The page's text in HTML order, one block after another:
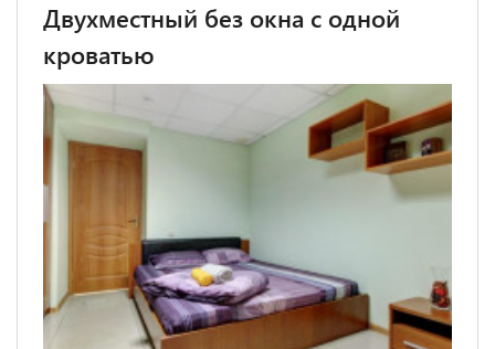
Двухместный без окна с одной
кроватью